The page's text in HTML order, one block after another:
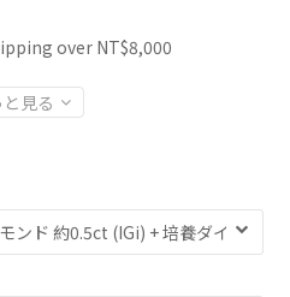
over NT$8,000
見る